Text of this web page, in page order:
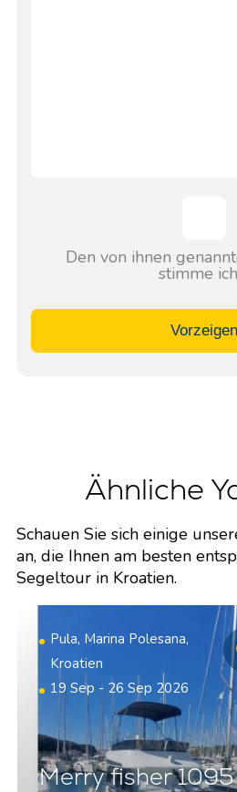
Den von ihnen
stimme
Vorzeigen
Ähnliche
Schauen Sie sich einige
an, die Ihnen am besten
Segeltour in Kroatien.
Pula, Marina Polesana,
Kroatien
19 Sep - 26 Sep 2026
Merry fisher